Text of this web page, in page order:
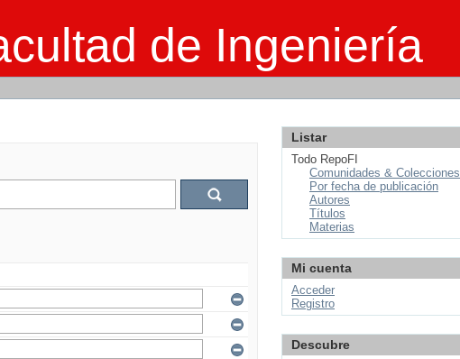
de Ingeniería
Listar
Todo RepoFI
Comunidades & Colecciones
Por fecha de publicación
Autores
Títulos
Materias
Mi cuenta
Acceder
Registro
Descubre